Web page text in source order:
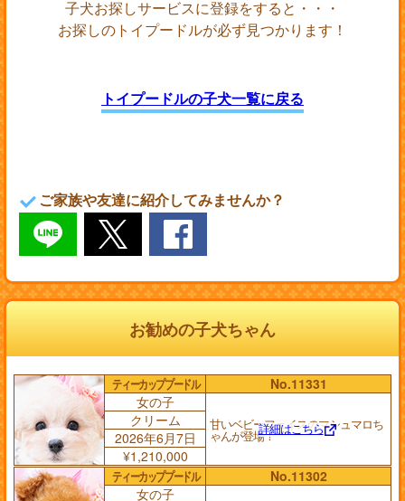
子犬お探しサービスに登録をすると・・・
お探しのトイプードルが必ず見つかります！
トイプードルの子犬一覧に戻る
ご家族や友達に紹介してみませんか？
お勧めの子犬ちゃん
ティーカッププードル
No.11331
女の子
甘いベビーフェイスのマシュマロち
ゃんが登場！詳細はこちら
クリーム
2026年6月7日
¥1,210,000
ティーカッププードル
No.11302
女の子